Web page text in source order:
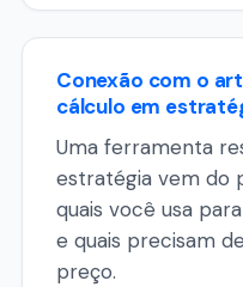
Conexão com o
cálculo em
Uma ferramenta
estratégia vem do
quais você usa
e quais precisam
preço.